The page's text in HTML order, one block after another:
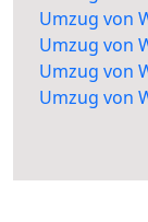
Umzug von
Umzug von
Umzug von
Umzug von